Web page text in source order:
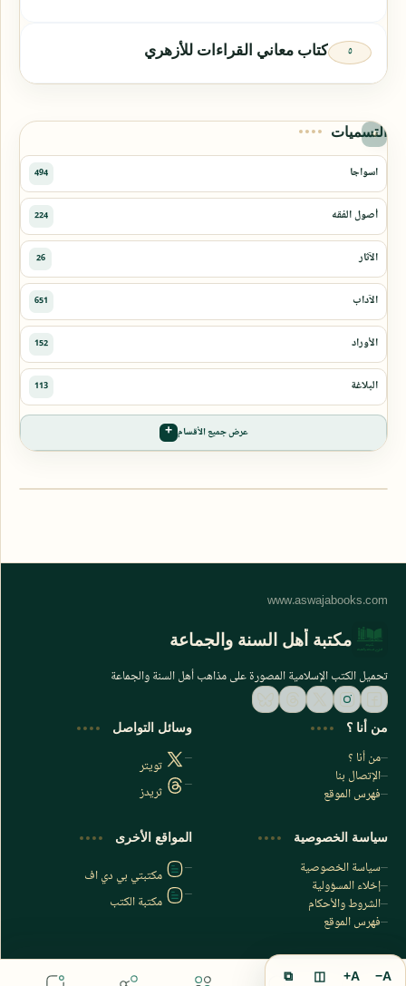
كتاب معاني القراءات للأزهري
التسميات
عرض جميع الأقسام
اشترك الآن
اشترك في قناتنا على تليجرام
مكتبة أهل السنة والجماعة
تحميل الكتب الإسلامية المصورة على مذاهب أهل السنة والجماعة
من أنا ؟
من أنا ؟
الإتصال بنا
فهرس الموقع
وسائل التواصل
تويتر
ثريدز
سياسة الخصوصية
سياسة الخصوصية
إخلاء المسؤولية
الشروط والأحكام
فهرس الموقع
المواقع الأخرى
مكتبتي بي دي اف
مكتبة الكتب
A−
A+
◫
⧉